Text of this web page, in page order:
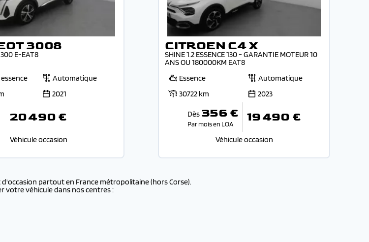
3008
E-EAT8
Automatique
2021
20 490 €
Véhicule occasion
CITROEN C4 X
SHINE 1.2 ESSENCE 130 - GARANTIE MOTEUR 10
ANS OU 180000KM EAT8
Essence
Automatique
30722 km
2023
Dès 356 €
Par mois en LOA 19 490 €
Véhicule occasion
partout en France métropolitaine (hors Corse).
votre véhicule dans nos centres :